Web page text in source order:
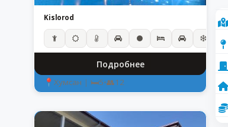
Kislorod
Подробнее
Хумсан | 5• 12